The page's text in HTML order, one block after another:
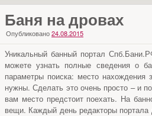
Баня на дровах
Опубликовано24.08.2015
Уникальный банный портал
можете узнать полные сведения о
параметры поиска: место нахождения
нужны. Сделать это очень просто – и
вам место предстоит поехать. На
вещи. Каждый день редакторы портала